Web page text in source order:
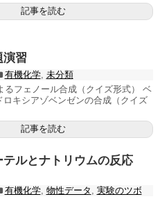
記事を読む
演習
有機化学, 未分類
るフェノール合成（クイズ形式） ベ
ロキシアゾベンゼンの合成（クイズ
記事を読む
テルとナトリウムの反応
有機化学, 物性データ , 実験のツボ